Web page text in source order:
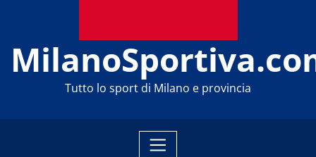
Tutto lo sport di Milano e provincia